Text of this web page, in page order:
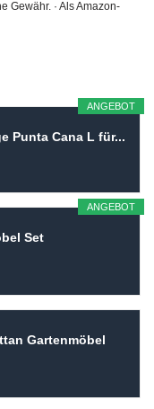
Gewähr. · Als Amazon-
ANGEBOT
Punta Cana L für...
ANGEBOT
Set
Gartenmöbel